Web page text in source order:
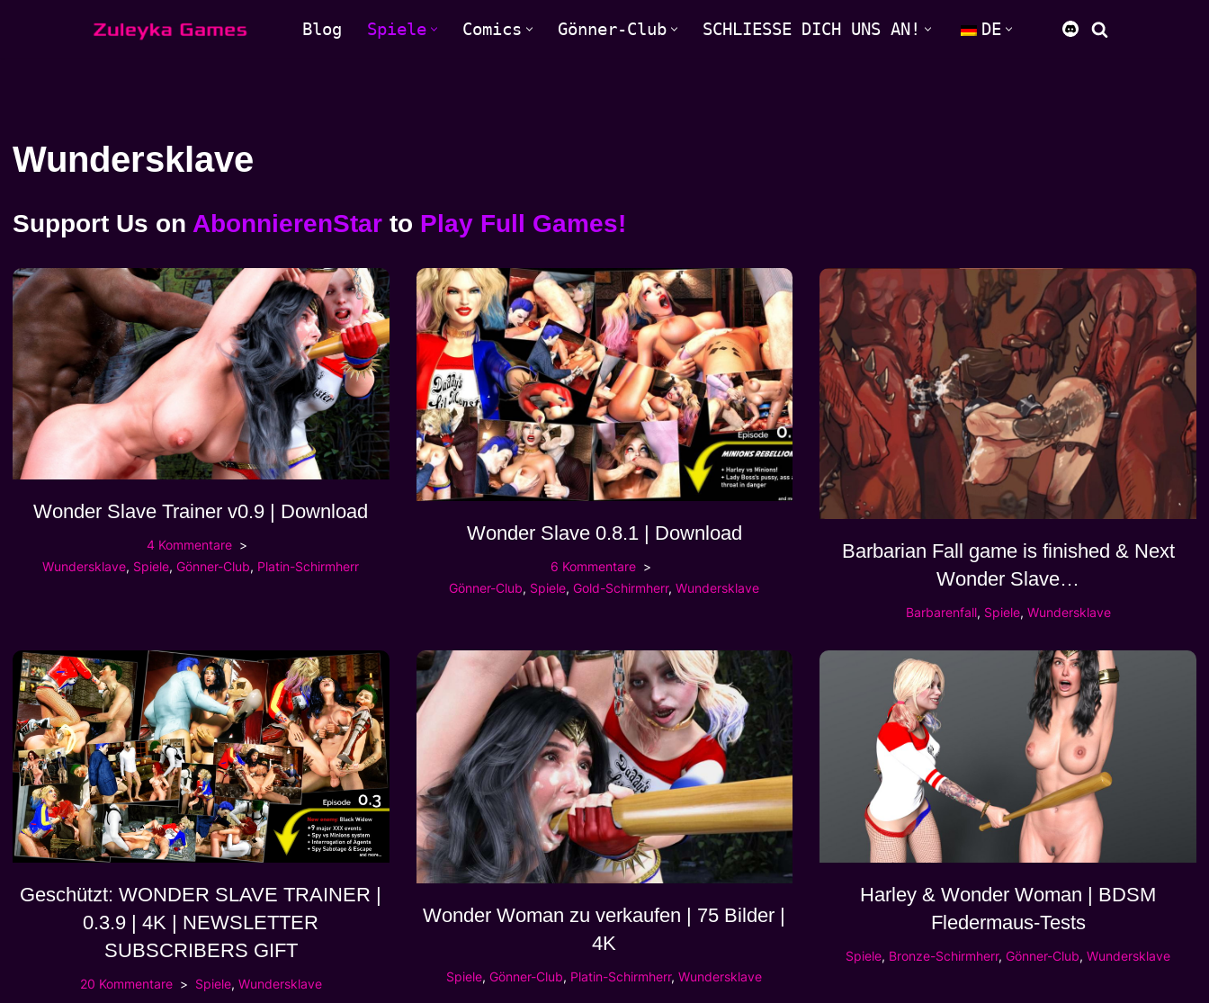
Blog Spiele Comics Gönner-Club SCHLIESSE DICH UNS AN! DE
Wundersklave
Support Us on AbonnierenStarto Play Full Games!
Wonder Slave Trainer v0.9 | Download
4 Kommentare
Wundersklave, Spiele,Gönner-Club, Platin-Schirmherr
Wonder Slave 0.8.1 | Download
6 Kommentare
Gönner-Club, Spiele,Gold-Schirmherr,Wundersklave
Barbarian Fall game is finished & Next
Wonder Slave…
Barbarenfall, Spiele, Wundersklave
Geschützt: WONDER SLAVE TRAINER |
0.3.9 | 4K | NEWSLETTER
SUBSCRIBERS GIFT
20 Kommentare Spiele, Wundersklave
Wonder Woman zu verkaufen | 75 Bilder |
4K
Spiele,Gönner-Club, Platin-Schirmherr,Wundersklave
Harley & Wonder Woman | BDSM
Fledermaus-Tests
Spiele, Bronze-Schirmherr,Gönner-Club,Wundersklave